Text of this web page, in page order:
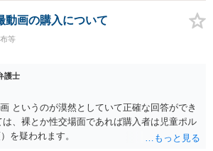
動画の購入について
等
護士
というのが漠然としていて正確な回答ができ
は、裸とか性交場面であれば購入者は児童ポル
を疑われます。